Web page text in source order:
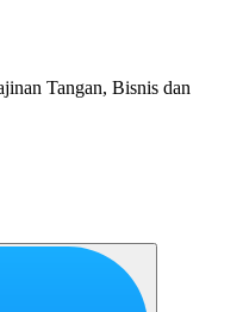
Tangan, Bisnis dan